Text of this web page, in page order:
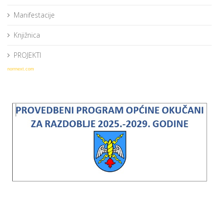
Manifestacije
Knjižnica
PROJEKTI
norrnext.com